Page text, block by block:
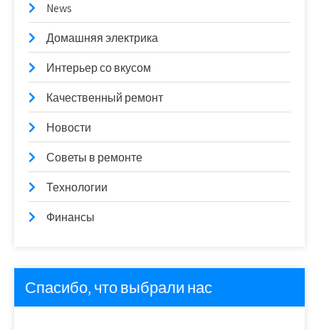
News
Домашняя электрика
Интерьер со вкусом
Качественный ремонт
Новости
Советы в ремонте
Технологии
Финансы
Спасибо, что выбрали нас